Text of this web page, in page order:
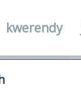
kwerendy